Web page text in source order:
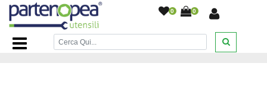
0 0
Home Page/BRICOLAGE E FAI DA TE/UTENSILI
PNEUMATICI/